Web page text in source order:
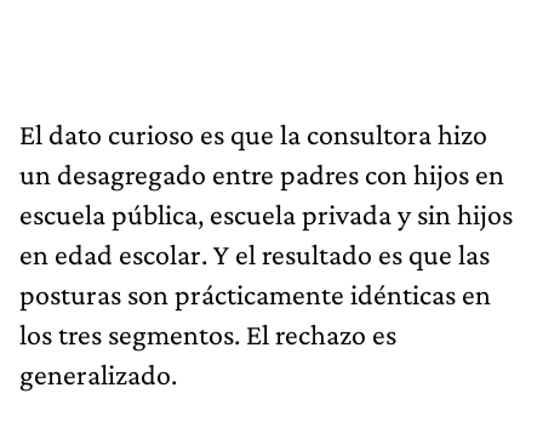
El dato curioso es que la consultora hizo
un desagregado entre padres con hijos en
escuela pública, escuela privada y sin hijos
en edad escolar. Y el resultado es que las
posturas son prácticamente idénticas en
los tres segmentos. El rechazo es
generalizado.